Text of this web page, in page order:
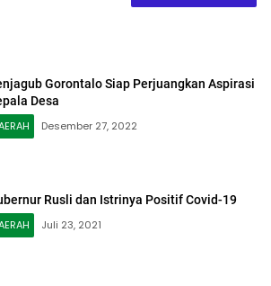
Gorontalo Siap Perjuangkan Aspirasi
Desa
Desember 27, 2022
Rusli dan Istrinya Positif Covid-19
Juli 23, 2021